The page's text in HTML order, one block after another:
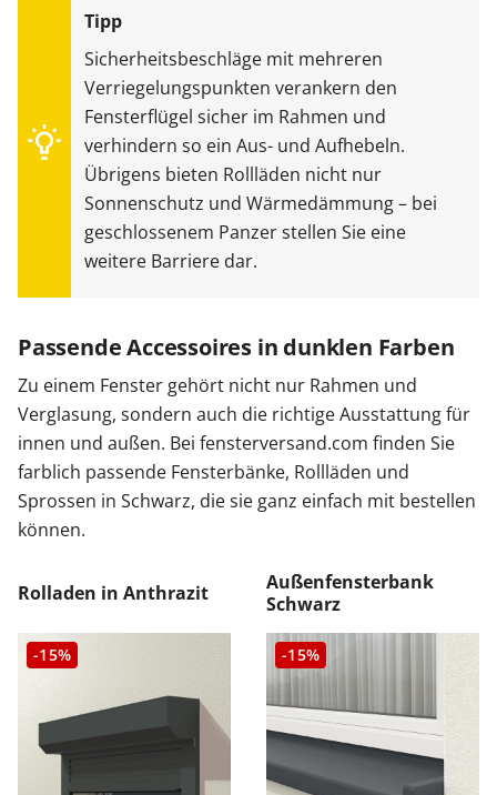
Sicherheitsbeschläge mit mehreren
Verriegelungspunkten verankern den
Fensterflügel sicher im Rahmen und
verhindern so ein Aus- und Aufhebeln.
Übrigens bieten Rollläden nicht nur
Sonnenschutz und Wärmedämmung – bei
geschlossenem Panzer stellen Sie eine
weitere Barriere dar.
Passende Accessoires in dunklen Farben
Zu einem Fenster gehört nicht nur Rahmen und
Verglasung, sondern auch die richtige Ausstattung für
innen und außen. Bei fensterversand.com finden Sie
farblich passende Fensterbänke, Rollläden und
Sprossen in Schwarz, die sie ganz einfach mit bestellen
können.
Rolladen in Anthrazit
-15%
Außenfensterbank
Schwarz
-15%